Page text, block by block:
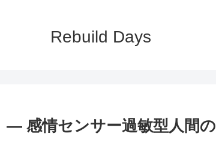
Rebuild Days
― 感情センサー過敏型人間の